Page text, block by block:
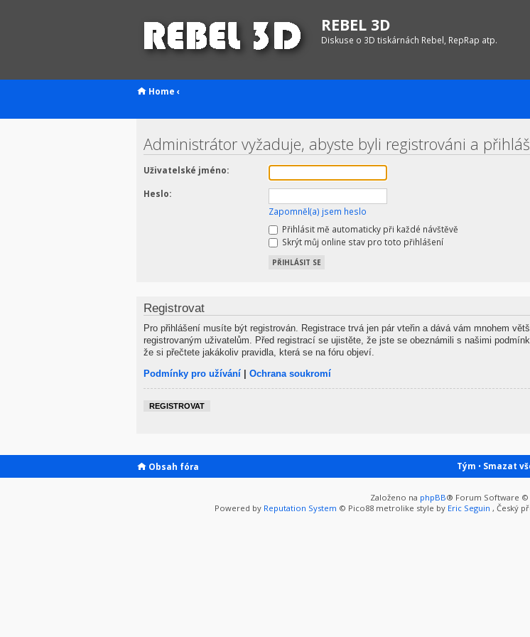
REBEL 3D
Diskuse o 3D tiskárnách Rebel, RepRap atp.
Home ‹
Administrátor vyžaduje, abyste byli registrováni a
Uživatelské jméno:
Heslo:
Zapomněl(a) jsem heslo
Přihlásit mě automaticky při každé návštěvě
Skrýt můj online stav pro toto přihlášení
Registrovat
Pro přihlášení musíte být registrován. Registrace trvá jen pár vteřin a dává vám mnohem
registrovaným uživatelům. Před registrací se ujistěte, že jste se obeznámili s našimi
že si přečtete jakákoliv pravidla, která se na fóru objeví.
Podmínky pro užívání | Ochrana soukromí
REGISTROVAT
Obsah fóra Tým • Smazat
Založeno na phpBB® Forum Software ©
Powered by Reputation System © Pico88 metrolike style by Eric Seguin , Český